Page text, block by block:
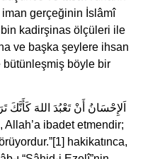
gerçeğinin İslâmî
kadirşinas ölçüleri ile
ve başka şeylere ihsan
böyle bir
Allah’a ibadet etmendir;
hakikatınca,